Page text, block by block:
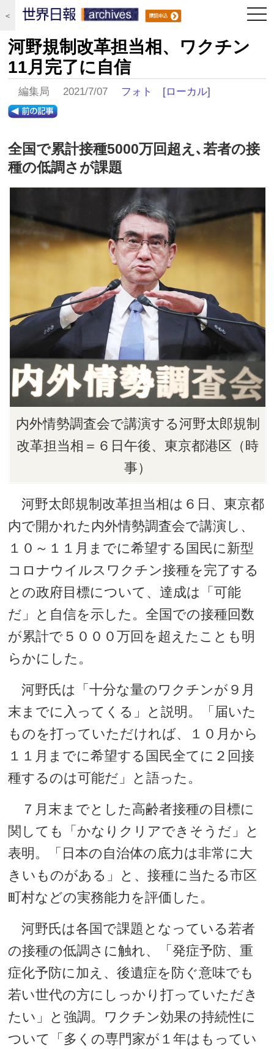
＜
河野規制改革担当相、ワクチン
11月完了に自信
編集局 2021/7/07 フォト [ローカル]
全国で累計接種5000万回超え､若者の接
種の低調さが課題
内外情勢調査会で講演する河野太郎規制
改革担当相＝６日午後、東京都港区（時
事）
河野太郎規制改革担当相は６日、東京都
内で開かれた内外情勢調査会で講演し、
１０～１１月までに希望する国民に新型
コロナウイルスワクチン接種を完了する
との政府目標について、達成は「可能
だ」と自信を示した。全国での接種回数
が累計で５０００万回を超えたことも明
らかにした。
河野氏は「十分な量のワクチンが９月
末までに入ってくる」と説明。「届いた
ものを打っていただければ、１０月から
１１月までに希望する国民全てに２回接
種するのは可能だ」と語った。
７月末までとした高齢者接種の目標に
関しても「かなりクリアできそうだ」と
表明。「日本の自治体の底力は非常に大
きいものがある」と、接種に当たる市区
町村などの実務能力を評価した。
河野氏は各国で課題となっている若者
の接種の低調さに触れ、「発症予防、重
症化予防に加え、後遺症を防ぐ意味でも
若い世代の方にしっかり打っていただき
たい」と強調。ワクチン効果の持続性に
ついて「多くの専門家が１年はもってい